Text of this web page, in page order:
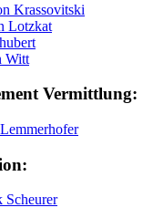
Krassovitski
Lotzkat
Witt
Vermittlung: